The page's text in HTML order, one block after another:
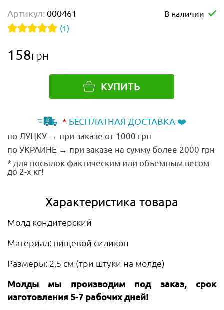
Артикул: 000461
В наличии
(1)
158грн
КУПИТЬ
* БЕСПЛАТНАЯ ДОСТАВКА ❤️
по ЛУЦКУ → при заказе от 1000 грн
по УКРАИНЕ → при заказе на сумму более 2000 грн
* для посылок фактическим или объемным весом
до 2-х кг!
Характеристика товара
Молд кондитерский
Материал: пищевой силикон
Размеры: 2,5 см (три штуки на молде)
Молды мы производим под заказ, срок
изготовления 5-7 рабочих дней!